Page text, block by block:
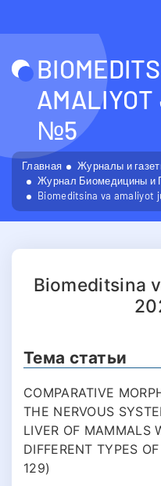
№5
Главная
Журналы и
Журнал Биомедицины и
Biomeditsina va amaliyot
Biomeditsina
Тема статьи
COMPARATIVE
THE NERVOUS
LIVER OF MAMMALS
DIFFERENT TYPES
129)